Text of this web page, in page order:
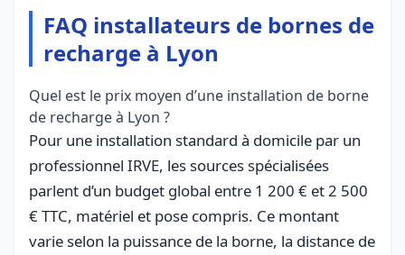
FAQ installateurs de bornes de
recharge à Lyon
Quel est le prix moyen d’une installation de borne
de recharge à Lyon ?
Pour une installation standard à domicile par un
professionnel IRVE, les sources spécialisées
parlent d’un budget global entre 1 200 € et 2 500
€ TTC, matériel et pose compris. Ce montant
varie selon la puissance de la borne, la distance de